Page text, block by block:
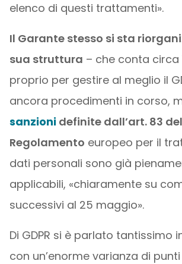
elenco di questi trattamenti».
Il Garante stesso si sta
sua struttura – che conta circa
proprio per gestire al meglio il
ancora procedimenti in corso,
sanzionidefinite dall’art. 83
Regolamento europeo per il
dati personali sono già
applicabili, «chiaramente su
successivi al 25 maggio».
Di GDPR si è parlato tantissimo
con un’enorme varianza di